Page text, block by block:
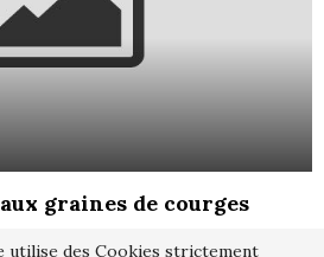
graines de courges
utilise des Cookies strictement